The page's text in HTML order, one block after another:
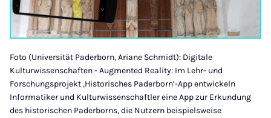
Foto (Universität Paderborn, Ariane Schmidt): Digitale
Kulturwissenschaften - Augmented Reality: Im Lehr- und
Forschungsprojekt ‚Historisches Paderborn’-App entwickeln
Informatiker und Kulturwissenschaftler eine App zur Erkundung
des historischen Paderborns, die Nutzern beispielsweise